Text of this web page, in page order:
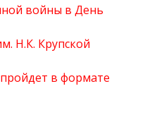
войны в День
Н.К. Крупской
в формате